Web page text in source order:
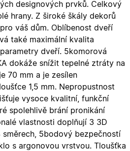
designových prvků. Celkový
hrany. Z široké škály dekorů
váš dům. Oblíbenost dveří
také maximální kvalita
dveří. 5komorová
dokáže snížit tepelné ztráty na
70 mm a je zesílen
1,5 mm. Nepropustnost
vysoce kvalitní, funkční
spolehlivě brání pronikání
vlastnosti doplňují 3 3D
5bodový bezpečností
s argonovou vrstvou. Tloušťka